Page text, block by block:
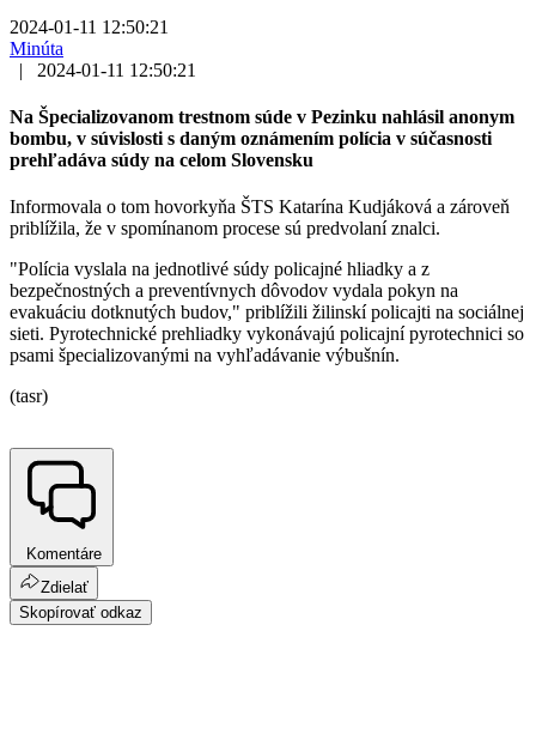
2024-01-11 12:50:21
Minúta
|
2024-01-11 12:50:21
Na Špecializovanom trestnom súde v Pezinku nahlásil anonym
bombu, v súvislosti s daným oznámením polícia v súčasnosti
prehľadáva súdy na celom Slovensku
Informovala o tom hovorkyňa ŠTS Katarína Kudjáková a zároveň
priblížila, že v spomínanom procese sú predvolaní znalci.
"Polícia vyslala na jednotlivé súdy policajné hliadky a z
bezpečnostných a preventívnych dôvodov vydala pokyn na
evakuáciu dotknutých budov," priblížili žilinskí policajti na sociálnej
sieti. Pyrotechnické prehliadky vykonávajú policajní pyrotechnici so
psami špecializovanými na vyhľadávanie výbušnín.
(tasr)
Komentáre
Zdielať
Skopírovať odkaz